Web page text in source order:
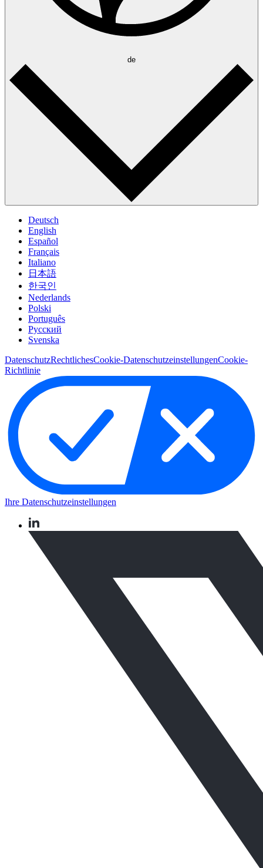
de
Deutsch
English
Español
Français
Italiano
日本語
한국인
Nederlands
Polski
Português
Pусский
Svenska
DatenschutzRechtlichesCookie-DatenschutzeinstellungenCookie-
Richtlinie
Ihre Datenschutzeinstellungen